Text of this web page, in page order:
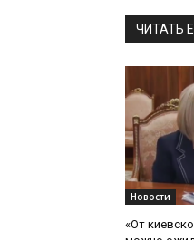
ЧИТАТЬ
Новости
«От